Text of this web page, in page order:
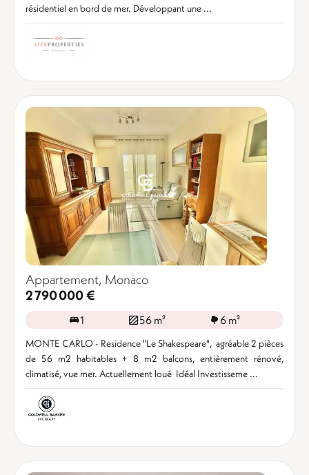
résidentiel en bord de mer. Développant une ...
Appartement, Monaco
2 790 000 €
1 56 m² 6 m²
MONTE CARLO - Residence "Le Shakespeare", agréable 2 pièces
de 56 m2 habitables + 8 m2 balcons, entièrement rénové,
climatisé, vue mer. Actuellement loué Idéal Investisseme ...